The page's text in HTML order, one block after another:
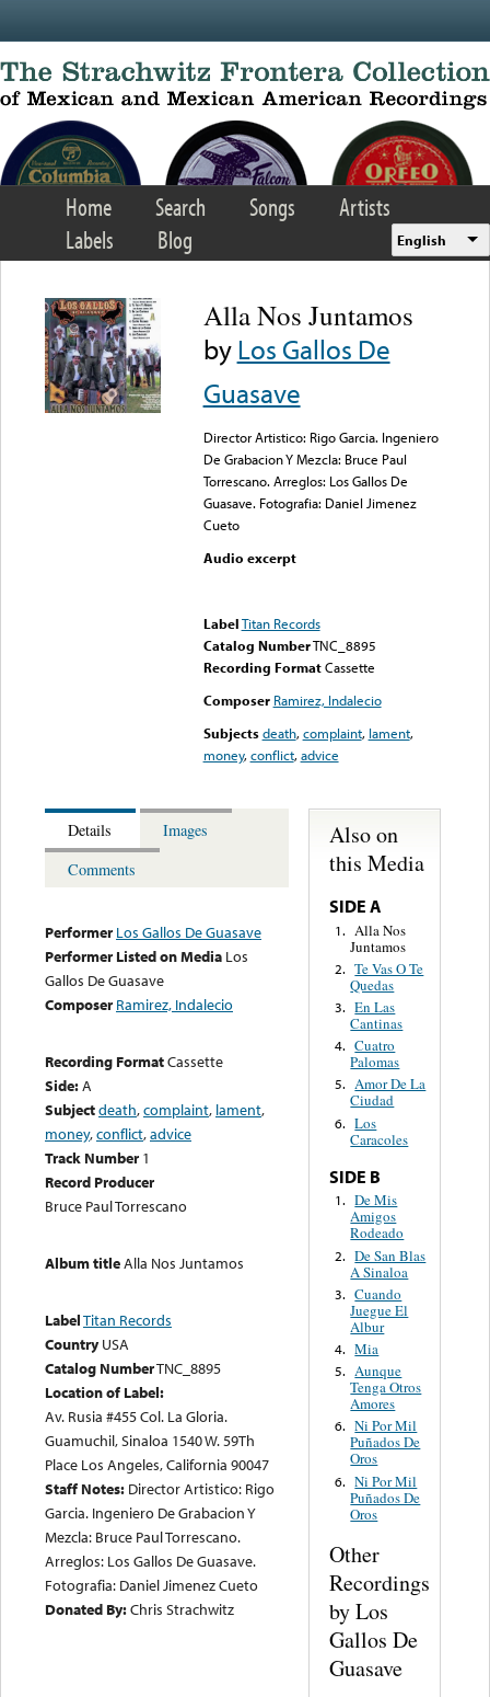
Home Search Songs
Artists
Labels
Blog English
Alla Nos Juntamos
byLos Gallos De
Guasave
Director Artistico: Rigo Garcia. Ingeniero
De Grabacion Y Mezcla: Bruce Paul
Torrescano. Arreglos: Los Gallos De
Guasave. Fotografia: Daniel Jimenez
Cueto
Audio excerpt
LabelTitan Records
Catalog NumberTNC_8895
Recording FormatCassette
Composer Ramirez, Indalecio
Subjects death,complaint, lament,
money,conflict,advice
Details
Images
Comments
Performer Los Gallos De Guasave
Performer Listed on Media Los
Gallos De Guasave
Composer Ramirez, Indalecio
Recording FormatCassette
Side:A
Subjectdeath,complaint, lament,
money,conflict,advice
Track Number 1
Record Producer
Bruce Paul Torrescano
Album titleAlla Nos Juntamos
LabelTitan Records
Country USA
Catalog NumberTNC_8895
Location of Label:
Av. Rusia #455 Col. La Gloria.
Guamuchil, Sinaloa 1540 W. 59Th
Place Los Angeles, California 90047
Staff Notes: Director Artistico: Rigo
Garcia. Ingeniero De Grabacion Y
Mezcla: Bruce Paul Torrescano.
Arreglos: Los Gallos De Guasave.
Fotografia: Daniel Jimenez Cueto
Donated By:Chris Strachwitz
Also on
this Media
SIDE A
1. Alla Nos
Juntamos
2. Te Vas O Te
Quedas
3. En Las
Cantinas
4. Cuatro
Palomas
5. Amor De La
Ciudad
6. Los
Caracoles
SIDE B
1. De Mis
Amigos
Rodeado
2. De San Blas
A Sinaloa
3. Cuando
Juegue El
Albur
4. Mia
5. Aunque
Tenga Otros
Amores
6. Ni Por Mil
Puñados De
Oros
6. Ni Por Mil
Puñados De
Oros
Other
Recordings
by Los
Gallos De
Guasave